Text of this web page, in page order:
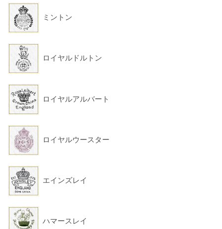
ミントン
ロイヤルドルトン
ロイヤルアルバート
ロイヤルウースター
エインズレイ
ハマースレイ